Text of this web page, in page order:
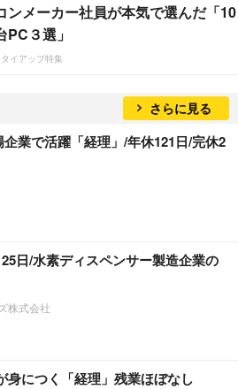
ンメーカー社員が本気で選んだ「10
PC３選」
イアップ特集
さらに見る
業で活躍「経理」/年休121日/完休2
日/水素ディスペンサー製造企業の
株式会社
身につく「経理」残業ほぼなし